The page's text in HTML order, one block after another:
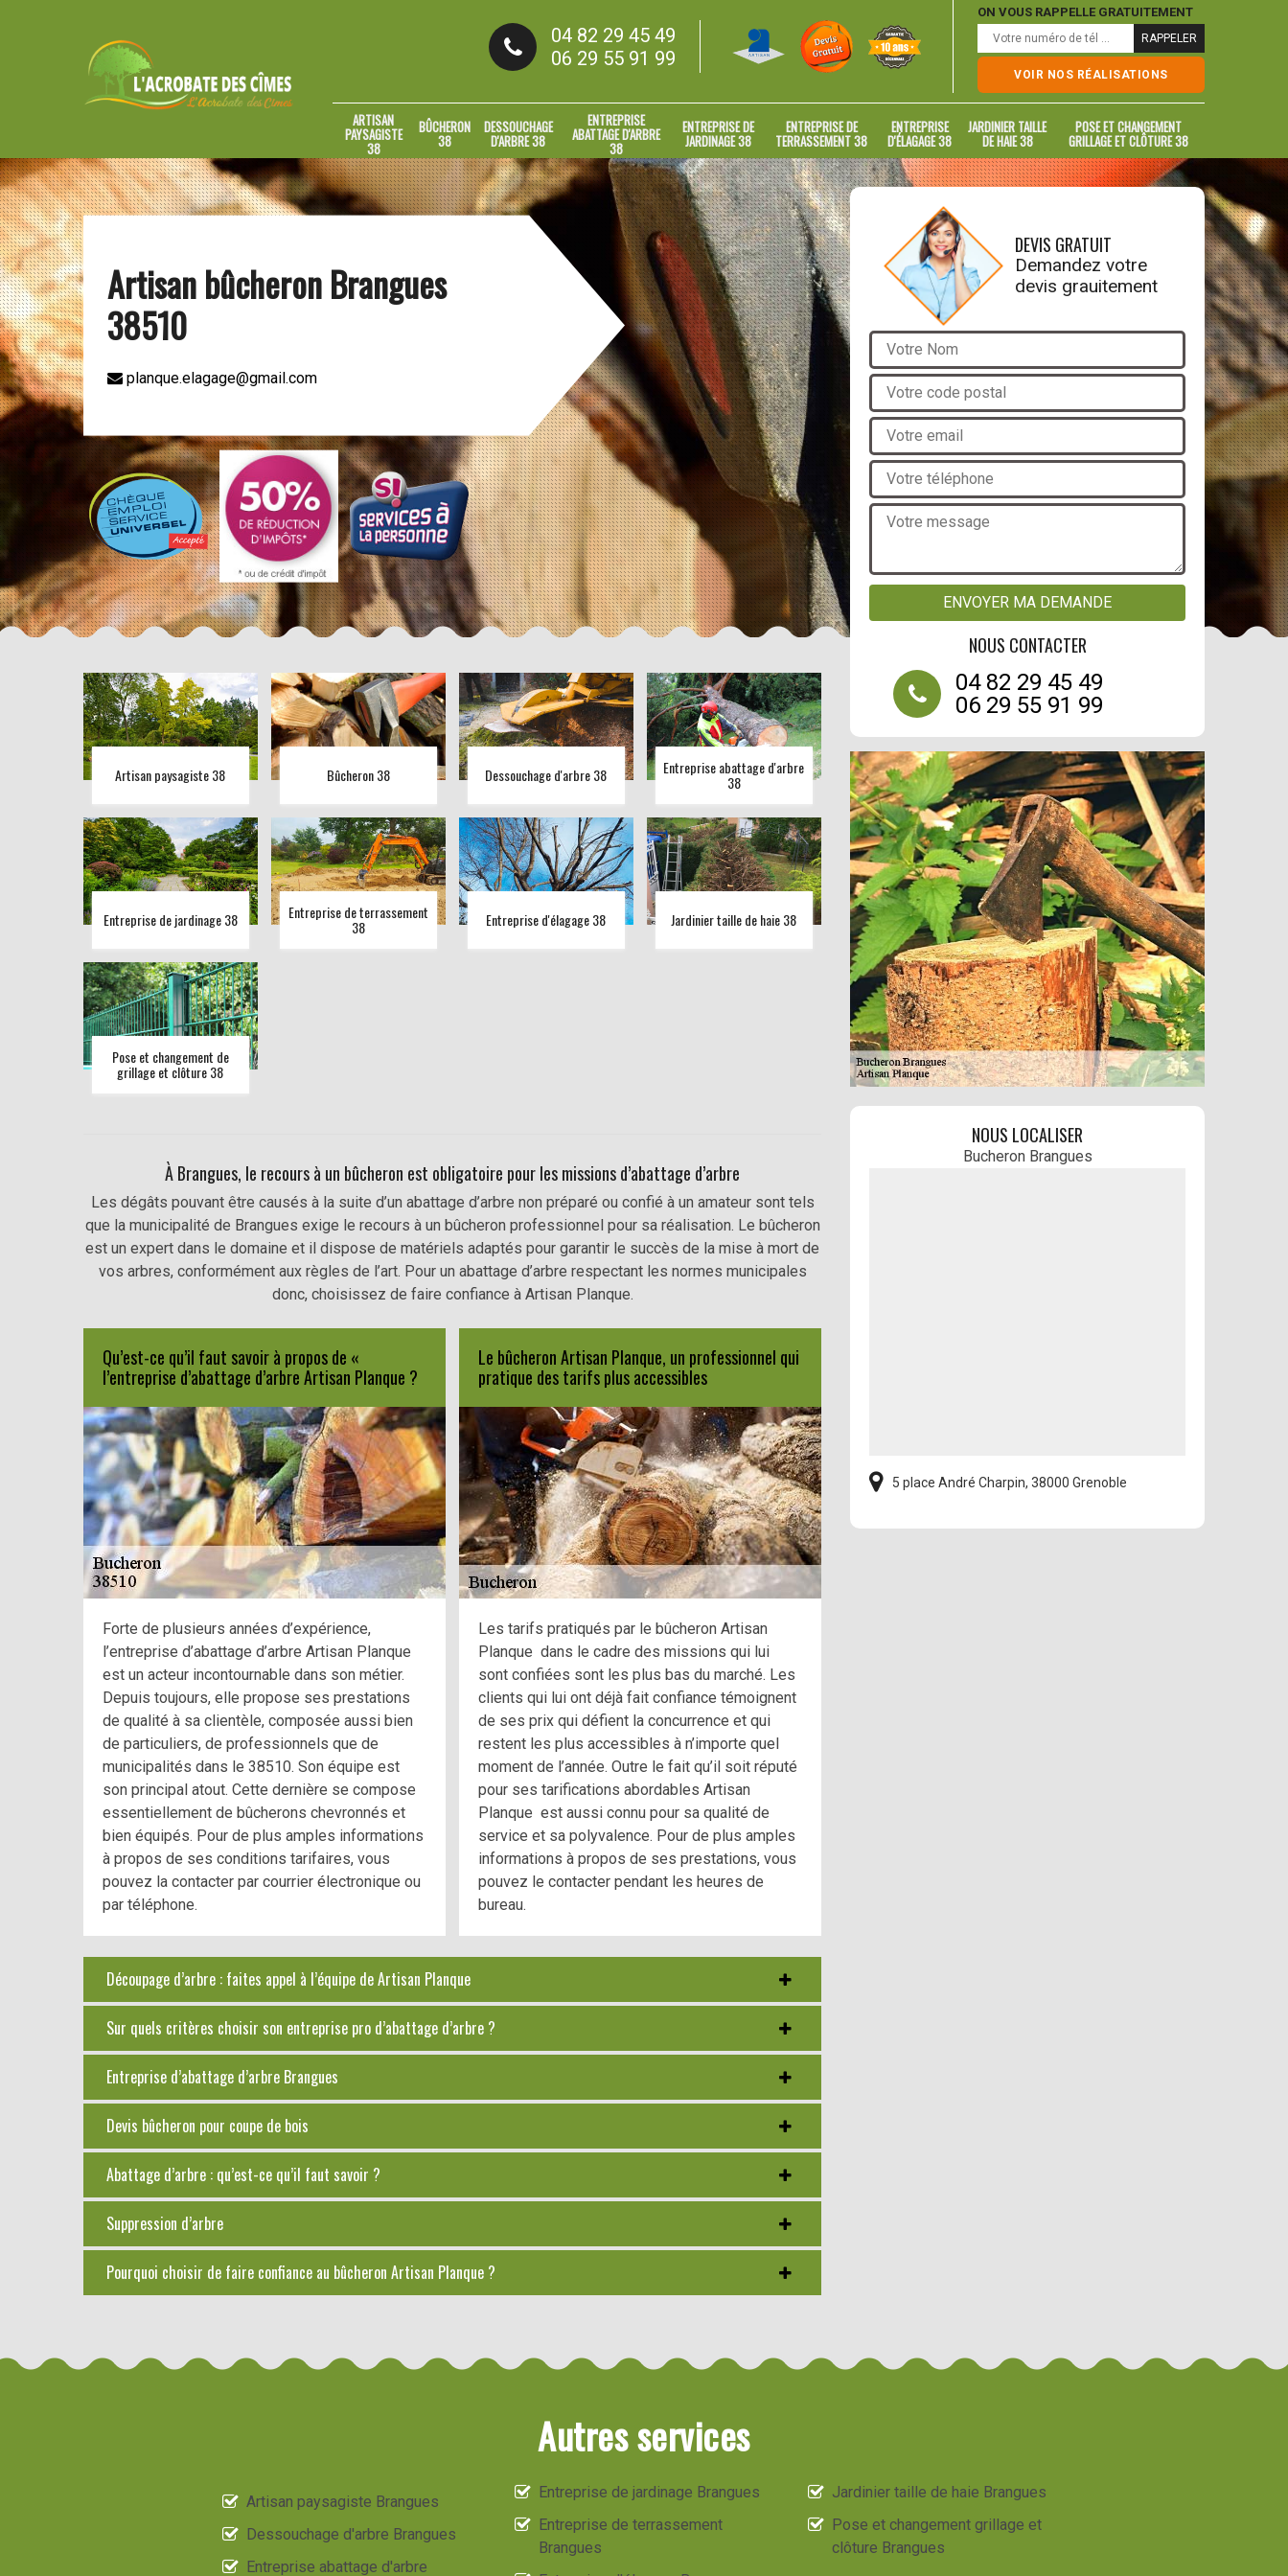
04 82 29 45 49
06 29 55 91 99
ON VOUS RAPPELLE GRATUITEMENT
VOIR NOS RÉALISATIONS
ARTISAN
PAYSAGISTE
38
BÛCHERON
38
DESSOUCHAGE
D'ARBRE 38
ENTREPRISE
ABATTAGE D'ARBRE
38
ENTREPRISE DE
JARDINAGE 38
ENTREPRISE DE
TERRASSEMENT 38
ENTREPRISE
D'ÉLAGAGE 38
JARDINIER TAILLE
DE HAIE 38
POSE ET CHANGEMENT
GRILLAGE ET CLÔTURE 38
Artisan bûcheron Brangues
38510
planque.elagage@gmail.com
Artisan paysagiste 38 Bûcheron 38 Dessouchage d'arbre 38 Entreprise abattage d'arbre
38
Entreprise de jardinage 38 Entreprise de terrassement
38 Entreprise d'élagage 38 Jardinier taille de haie 38
Pose et changement de
grillage et clôture 38
À Brangues, le recours à un bûcheron est obligatoire pour les missions d’abattage d’arbre
Les dégâts pouvant être causés à la suite d’un abattage d’arbre non préparé ou confié à un amateur sont tels
que la municipalité de Brangues exige le recours à un bûcheron professionnel pour sa réalisation. Le bûcheron
est un expert dans le domaine et il dispose de matériels adaptés pour garantir le succès de la mise à mort de
vos arbres, conformément aux règles de l’art. Pour un abattage d’arbre respectant les normes municipales
donc, choisissez de faire confiance à Artisan Planque.
Qu’est-ce qu’il faut savoir à propos de «
l’entreprise d’abattage d’arbre Artisan Planque ?
Forte de plusieurs années d’expérience,
l’entreprise d’abattage d’arbre Artisan Planque
est un acteur incontournable dans son métier.
Depuis toujours, elle propose ses prestations
de qualité à sa clientèle, composée aussi bien
de particuliers, de professionnels que de
municipalités dans le 38510. Son équipe est
son principal atout. Cette dernière se compose
essentiellement de bûcherons chevronnés et
bien équipés. Pour de plus amples informations
à propos de ses conditions tarifaires, vous
pouvez la contacter par courrier électronique ou
par téléphone.
Le bûcheron Artisan Planque, un professionnel qui
pratique des tarifs plus accessibles
Les tarifs pratiqués par le bûcheron Artisan
Planque dans le cadre des missions qui lui
sont confiées sont les plus bas du marché. Les
clients qui lui ont déjà fait confiance témoignent
de ses prix qui défient la concurrence et qui
restent les plus accessibles à n’importe quel
moment de l’année. Outre le fait qu’il soit réputé
pour ses tarifications abordables Artisan
Planque est aussi connu pour sa qualité de
service et sa polyvalence. Pour de plus amples
informations à propos de ses prestations, vous
pouvez le contacter pendant les heures de
bureau.
Découpage d’arbre : faites appel à l’équipe de Artisan Planque
Sur quels critères choisir son entreprise pro d’abattage d’arbre ?
Entreprise d’abattage d’arbre Brangues
Devis bûcheron pour coupe de bois
Abattage d’arbre : qu’est-ce qu’il faut savoir ?
Suppression d’arbre
Pourquoi choisir de faire confiance au bûcheron Artisan Planque ?
DEVIS GRATUIT
Demandez votre
devis grauitement
NOUS CONTACTER
04 82 29 45 49
06 29 55 91 99
NOUS LOCALISER
Bucheron Brangues
5 place André Charpin, 38000 Grenoble
Autres services
Artisan paysagiste Brangues
Dessouchage d'arbre Brangues
Entreprise abattage d'arbre
Entreprise de jardinage Brangues
Entreprise de terrassement
Brangues
Jardinier taille de haie Brangues
Pose et changement grillage et
clôture Brangues